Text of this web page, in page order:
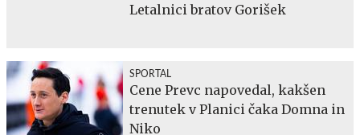
Letalnici bratov Gorišek
SPORTAL
Cene Prevc napovedal, kakšen
trenutek v Planici čaka Domna in
Niko